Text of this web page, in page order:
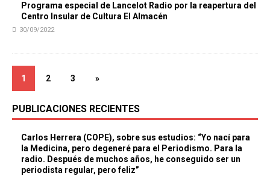
Programa especial de Lancelot Radio por la reapertura del
Centro Insular de Cultura El Almacén
30/09/2022
1 2 3 »
PUBLICACIONES RECIENTES
Carlos Herrera (COPE), sobre sus estudios: “Yo nací para
la Medicina, pero degeneré para el Periodismo. Para la
radio. Después de muchos años, he conseguido ser un
periodista regular, pero feliz”